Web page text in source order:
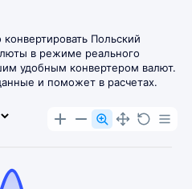
Польский
в режиме реального
удобным конвертером валют.
и поможет в расчетах.